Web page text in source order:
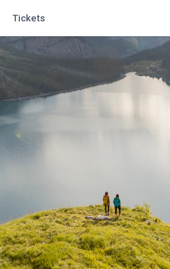
Tickets